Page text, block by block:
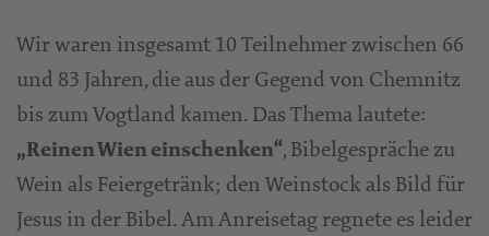
n
Wir waren insgesamt 10 Teilnehmer zwischen 66
und 83 Jahren, die aus der Gegend von Chemnitz
bis zum Vogtland kamen. Das Thema lautete:
„Reinen Wien einschenken“, Bibelgespräche zu
Wein als Feiergetränk; den Weinstock als Bild für
Jesus in der Bibel. Am Anreisetag regnete es leider